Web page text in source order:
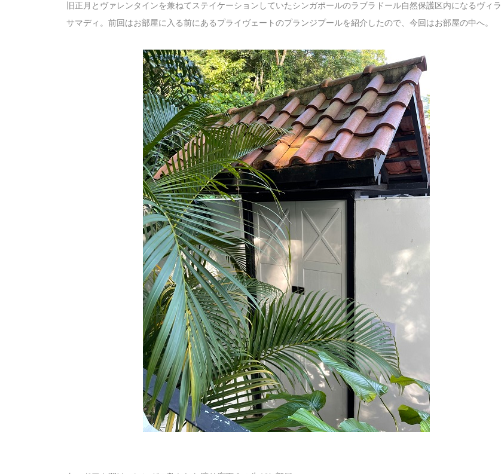
旧正月とヴァレンタインを兼ねてステイケーションしていたシンガポールのラブラドール自然保護区内になるヴィラ
サマディ。前回はお部屋に入る前にあるプライヴェートのプランジプールを紹介したので、今回はお部屋の中へ。